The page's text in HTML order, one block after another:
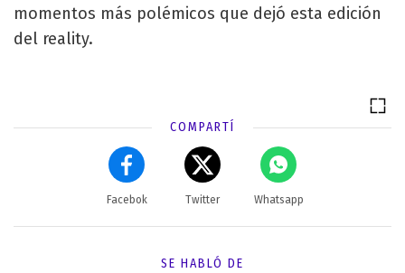
momentos más polémicos que dejó esta edición
del reality.
COMPARTÍ
Facebok Twitter Whatsapp
SE HABLÓ DE